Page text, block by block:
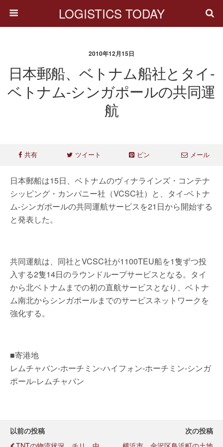
LOGISTICS TODAY
2010年12月15日
日本郵船、ベトナム船社とタイ‐
ベトナム‐シンガポールの共同運
航
共有 ツイート ピン メール
日本郵船は15日、ベトナムのヴィナラインズ・コンテナ
シッピング・カンパニー社（VCSC社）と、タイ-ベトナ
ム-シンガポールの共同運航サービスを21日から開始する
と発表した。
共同運航は、同社とVCSC社が1100TEU船を1隻ずつ投
入する2隻14日のラウンドループサービスとなる。タイ
から北ベトナムまでの初の直航サービスとなり、ベトナ
ム南北からシンガポールまでのサービスネットワークを
強化する。
■寄港地
レムチャバン-ホーチミン-ハイフォン-ホーチミン-シンガ
ポール-レムチャバン
以前の投稿 次の投稿